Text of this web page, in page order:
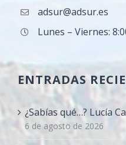
adsur@adsur.es
Lunes – Viernes:
ENTRADAS
¿Sabías qué…? Lucía
6 de agosto de 2026